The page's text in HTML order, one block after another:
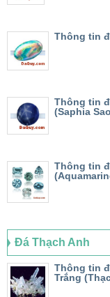
Thông tin
Thông tin
(Saphia
Thông tin
Đá Thạch Anh
Thông tin
Trắng